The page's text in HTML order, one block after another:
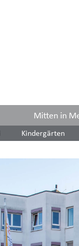
Mitten in
Kindergärten